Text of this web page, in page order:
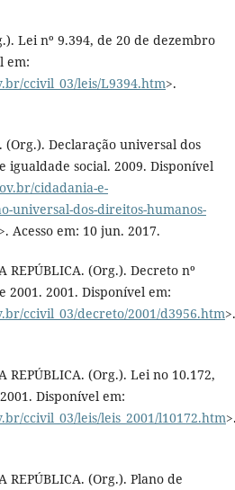
Lei nº 9.394, de 20 de dezembro
em:
ccivil_03/leis/L9394.htm>.
(Org.). Declaração universal dos
igualdade social. 2009. Disponível
cidadania-e-
universal-dos-direitos-humanos-
>. Acesso em: 10 jun. 2017.
REPÚBLICA. (Org.). Decreto nº
2001. 2001. Disponível em:
ccivil_03/decreto/2001/d3956.htm>.
REPÚBLICA. (Org.). Lei no 10.172,
Disponível em:
ccivil_03/leis/leis_2001/l10172.htm
REPÚBLICA. (Org.). Plano de